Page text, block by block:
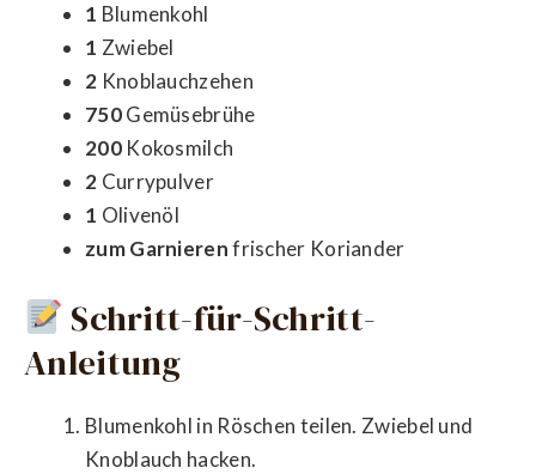
1 Blumenkohl
1 Zwiebel
2 Knoblauchzehen
750Gemüsebrühe
200Kokosmilch
2 Currypulver
1 Olivenöl
zum Garnierenfrischer Koriander
Schritt-für-Schritt-
Anleitung
Blumenkohl in Röschen teilen. Zwiebel und
Knoblauch hacken.